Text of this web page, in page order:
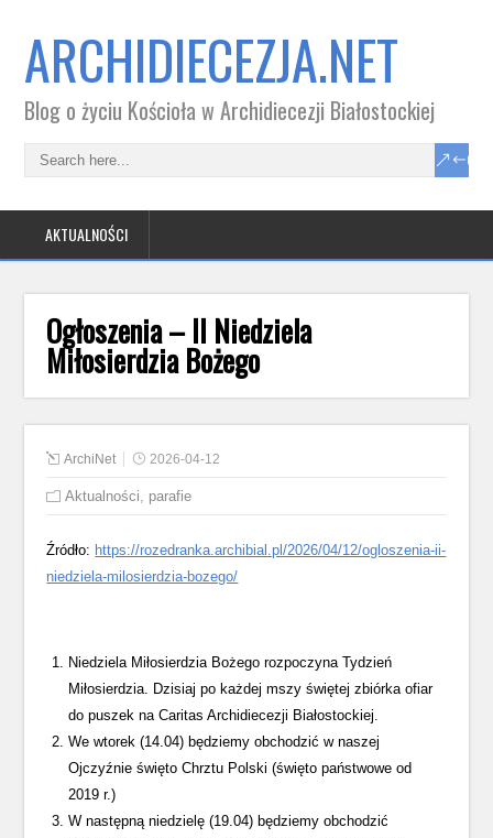
ARCHIDIECEZJA.NET
Blog o życiu Kościoła w Archidiecezji Białostockiej
AKTUALNOŚCI
Ogłoszenia – II Niedziela
Miłosierdzia Bożego
ArchiNet 2026-04-12
Aktualności, parafie
Źródło: https://rozedranka.archibial.pl/2026/04/12/ogloszenia-ii-
niedziela-milosierdzia-bozego/
Niedziela Miłosierdzia Bożego rozpoczyna Tydzień
Miłosierdzia. Dzisiaj po każdej mszy świętej zbiórka ofiar
do puszek na Caritas Archidiecezji Białostockiej.
We wtorek (14.04) będziemy obchodzić w naszej
Ojczyźnie święto Chrztu Polski (święto państwowe od
2019 r.)
W następną niedzielę (19.04) będziemy obchodzić